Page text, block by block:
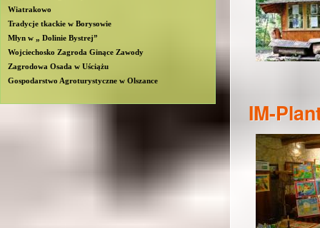
IM-
Wiatrakowo
Tradycje tkackie w Borysowie
Młyn w „ Dolinie Bystrej”
Wojciechosko Zagroda Ginące Zawody
Zagrodowa Osada w Uściążu
Gospodarstwo Agroturystyczne w Olszance